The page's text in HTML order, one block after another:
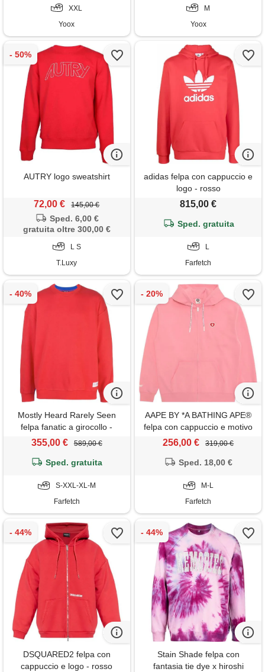
XXL
Yoox
M
Yoox
AUTRY logo sweatshirt
72,00 € 145,00 €
Sped. 6,00 €
gratuita oltre 300,00 €
L S
T.Luxy
adidas felpa con cappuccio e
logo - rosso
815,00 €
Sped. gratuita
L
Farfetch
Mostly Heard Rarely Seen
felpa fanatic a girocollo -
rosso
355,00 € 589,00 €
Sped. gratuita
S-XXL-XL-M
Farfetch
AAPE BY *A BATHING APE®
felpa con cappuccio e motivo
cuore - rosa
256,00 € 319,00 €
Sped. 18,00 €
M-L
Farfetch
DSQUARED2 felpa con
cappuccio e logo - rosso
Stain Shade felpa con
fantasia tie dye x hiroshi